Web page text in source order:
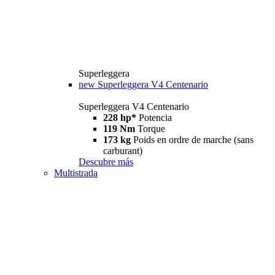
Superleggera
new Superleggera V4 Centenario
Superleggera V4 Centenario
228 hp* Potencia
119 Nm Torque
173 kg Poids en ordre de marche (sans
carburant)
Descubre más
Multistrada